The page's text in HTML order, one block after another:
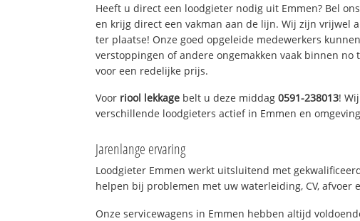
Heeft u direct een loodgieter nodig uit Emmen? Bel
en krijg direct een vakman aan de lijn. Wij zijn vrijwel
ter plaatse! Onze goed opgeleide medewerkers
verstoppingen of andere ongemakken vaak binnen no
voor een redelijke prijs.
Voor riool lekkage belt u deze middag0591-238013!
verschillende loodgieters actief in Emmen en omgeving
Jarenlange ervaring
Loodgieter Emmen werkt uitsluitend met
helpen bij problemen met uw waterleiding, CV, afvoer
Onze servicewagens in Emmen hebben altijd